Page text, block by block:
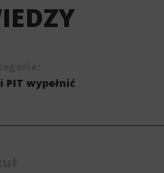
PIT wypełnić